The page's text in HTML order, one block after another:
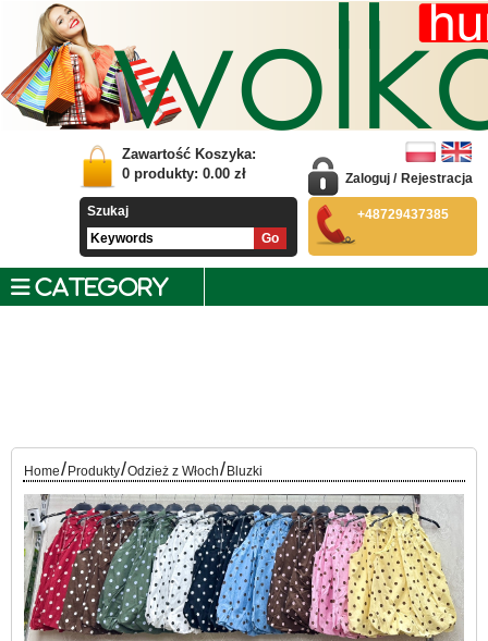
Zawartość Koszyka:
0 produkty: 0.00 zł
Szukaj
Zaloguj / Rejestracja
+48729437385
CATEGORY
Home/ Produkty/Odzież z Włoch/ Bluzki